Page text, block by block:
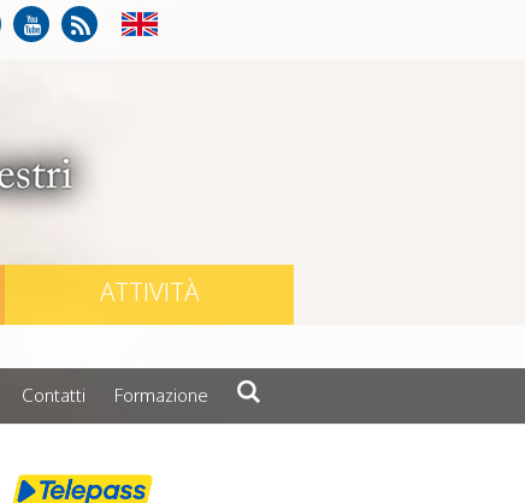
ATTIVITÀ
Contatti Formazione